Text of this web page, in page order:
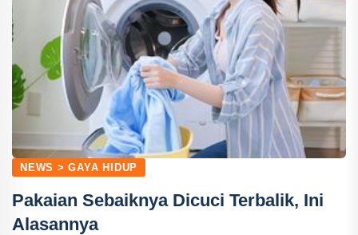
NEWS > GAYA HIDUP
Pakaian Sebaiknya Dicuci Terbalik, Ini
Alasannya